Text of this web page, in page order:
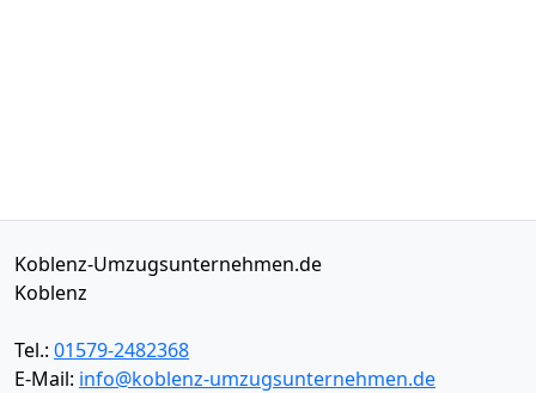
Koblenz-Umzugsunternehmen.de
Koblenz
Tel.: 01579-2482368
E-Mail: info@koblenz-umzugsunternehmen.de